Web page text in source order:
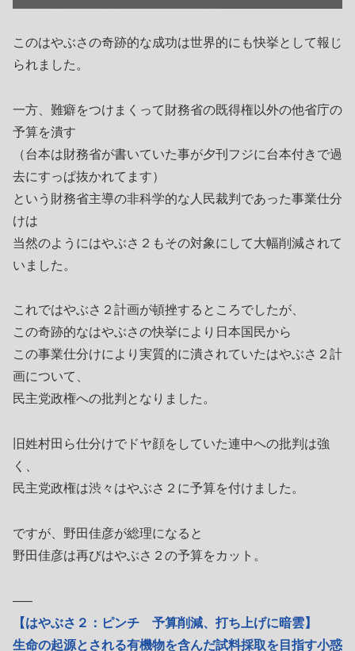
このはやぶさの奇跡的な成功は世界的にも快挙として報じ
られました。
一方、難癖をつけまくって財務省の既得権以外の他省庁の
予算を潰す
（台本は財務省が書いていた事が夕刊フジに台本付きで過
去にすっぱ抜かれてます）
という財務省主導の非科学的な人民裁判であった事業仕分
けは
当然のようにはやぶさ２もその対象にして大幅削減されて
いました。
これではやぶさ２計画が頓挫するところでしたが、
この奇跡的なはやぶさの快挙により日本国民から
この事業仕分けにより実質的に潰されていたはやぶさ２計
画について、
民主党政権への批判となりました。
旧姓村田ら仕分けでドヤ顔をしていた連中への批判は強
く、
民主党政権は渋々はやぶさ２に予算を付けました。
ですが、野田佳彦が総理になると
野田佳彦は再びはやぶさ２の予算をカット。
—–
【はやぶさ２：ピンチ 予算削減、打ち上げに暗雲】
生命の起源とされる有機物を含んだ試料採取を目指す小惑